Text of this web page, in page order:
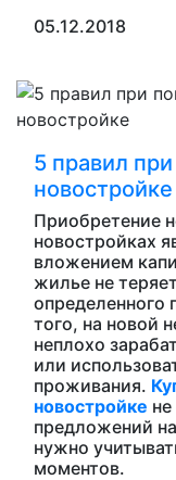
05.12.2018
5 правил
новостройке
Приобретение
новостройках
вложением
жилье не
определенного
того, на новой
неплохо
или
проживания.
новостройке
предложений
нужно
моментов.